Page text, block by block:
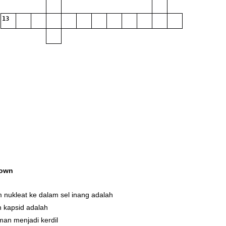
13
ke dalam sel inang adalah
kapsid adalah
menjadi kerdil